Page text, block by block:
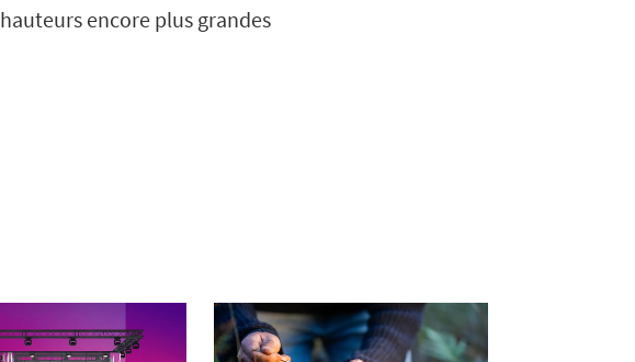
encore plus grandes